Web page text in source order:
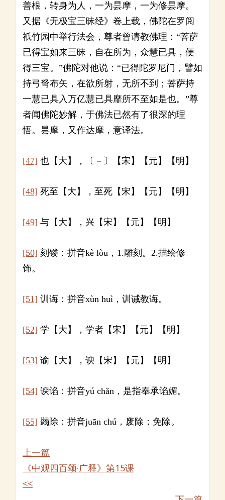
善根，转身为人，一为昙摩，一为修昙摩。
又据《无极宝三昧经》卷上载，佛陀在罗阅
祇竹园中举行法会，尊者曾请教佛理：“菩萨
已得宝如来三昧，自在所为，众慧已具，便
得三宝。”佛陀对他说：“已得陀罗尼门，譬如
持弓弩布矢，在欲所射，无所不到；菩萨持
一慧已具入万亿慧已具靡所不至如是也。”尊
者闻佛陀妙解，于佛法已然有了很深的理
悟。昙摩，又作达摩，意译法。
[47] 也【大】，〔－〕【宋】【元】【明】
[48] 死至【大】，至死【宋】【元】【明】
[49] 与【大】，兴【宋】【元】【明】
[50] 刻镂：拼音kè lòu，1.雕刻。2.描绘修
饰。
[51] 训诲：拼音xùn huì，训诫教诲。
[52] 学【大】，学者【宋】【元】【明】
[53] 谕【大】，谀【宋】【元】【明】
[54] 谀谄：拼音yú chǎn，是指奉承谄媚。
[55] 蠲除：拼音juān chú，废除；免除。
上一篇
《中观四百颂·广释》第15课
<<